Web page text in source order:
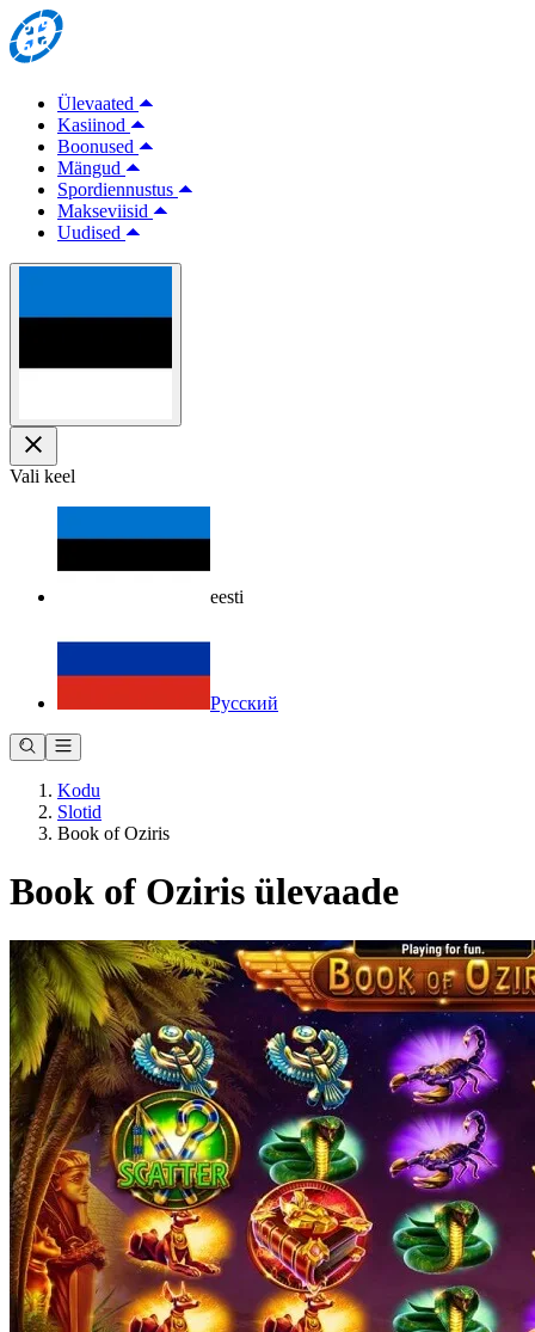
Ülevaated
Kasiinod
Boonused
Mängud
Spordiennustus
Makseviisid
Uudised
Vali keel
eesti
Русский
Kodu
Slotid
Book of Oziris
Book of Oziris ülevaade